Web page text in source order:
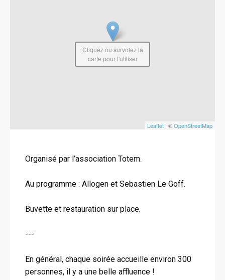
Leaflet | ©OpenStreetMap
Cliquez ou survolez la
carte pour l'utiliser
Organisé par l’association Totem.
Au programme : Allogen et Sebastien Le Goff.
Buvette et restauration sur place.
---
En général, chaque soirée accueille environ 300
personnes, il y a une belle affluence !